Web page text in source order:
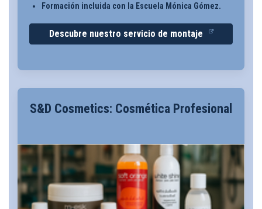
Formación incluida con la Escuela Mónica Gómez.
Descubre nuestro servicio de montaje
S&D Cosmetics: Cosmética Profesional